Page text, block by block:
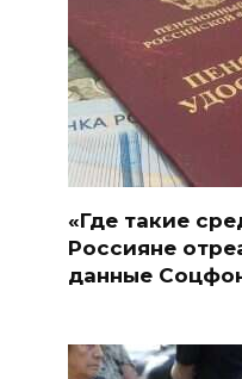
«Где такие
Россияне
данные